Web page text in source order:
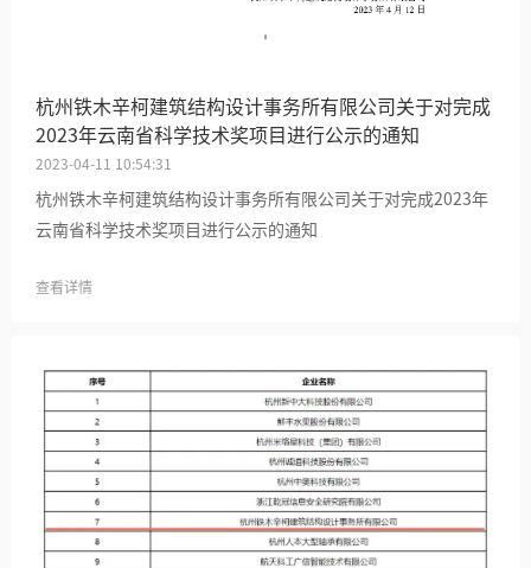
杭州铁木辛柯建筑结构设计事务所有限公司关于对完成
2023年云南省科学技术奖项目进行公示的通知
2023-04-11 10:54:31
杭州铁木辛柯建筑结构设计事务所有限公司关于对完成2023年
云南省科学技术奖项目进行公示的通知
查看详情